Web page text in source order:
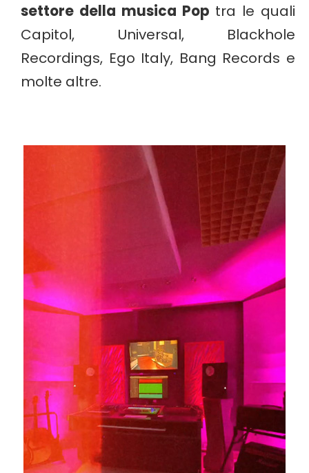
settore della musica Pop tra le quali
Capitol, Universal, Blackhole
Recordings, Ego Italy, Bang Records e
molte altre.